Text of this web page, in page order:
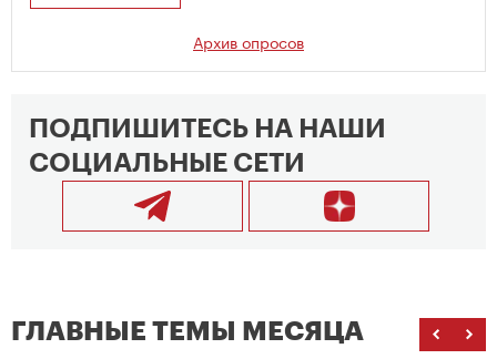
Архив опросов
ПОДПИШИТЕСЬ НА НАШИ
СОЦИАЛЬНЫЕ СЕТИ
ГЛАВНЫЕ ТЕМЫ МЕСЯЦА